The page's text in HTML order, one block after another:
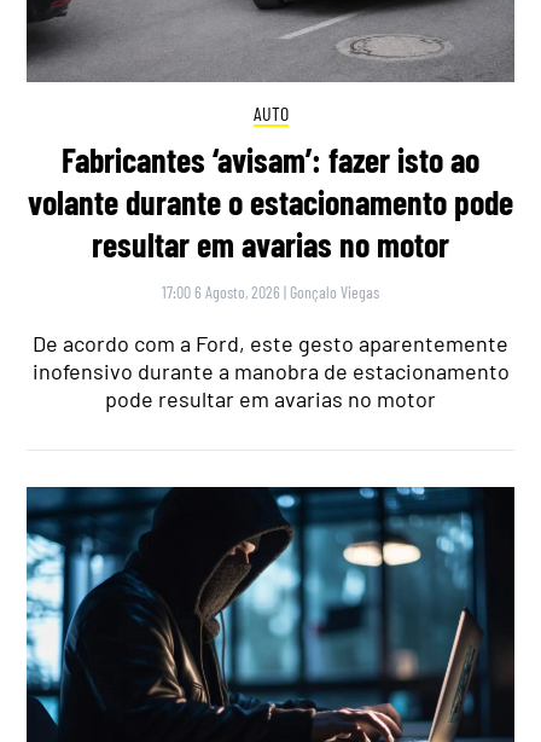
AUTO
Fabricantes ‘avisam’: fazer isto ao
volante durante o estacionamento pode
resultar em avarias no motor
17:00 6 Agosto, 2026 | Gonçalo Viegas
De acordo com a Ford, este gesto aparentemente
inofensivo durante a manobra de estacionamento
pode resultar em avarias no motor